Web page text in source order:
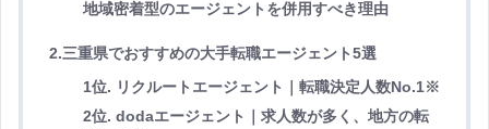
地域密着型のエージェントを併用すべき理由
2.三重県でおすすめの大手転職エージェント5選
1位. リクルートエージェント｜転職決定人数No.1※
2位. dodaエージェント｜求人数が多く、地方の転